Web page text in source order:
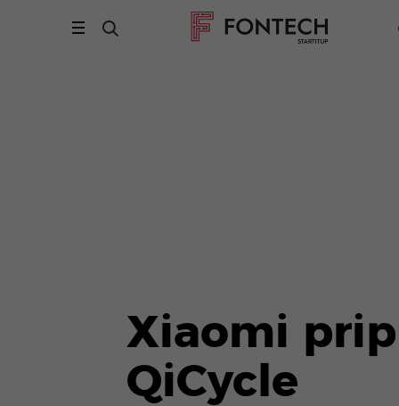
Xiaomi
QiCycle